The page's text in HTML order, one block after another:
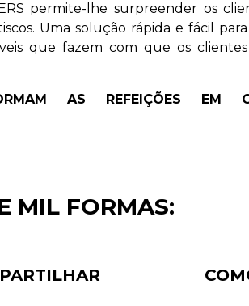
permite-lhe surpreender os
Uma solução rápida e fácil
que fazem com que os
AS REFEIÇÕES EM
MIL FORMAS: